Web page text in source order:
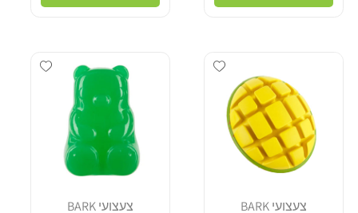
Add wishlist
צעצועי BARK
Add wishlist
צעצועי BARK